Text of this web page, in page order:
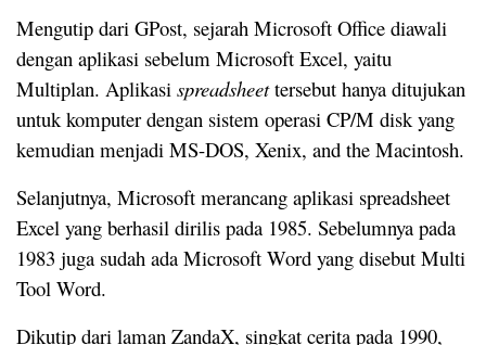
Mengutip dari GPost, sejarah Microsoft Office diawali
dengan aplikasi sebelum Microsoft Excel, yaitu
Multiplan. Aplikasi spreadsheettersebut hanya ditujukan
untuk komputer dengan sistem operasi CP/M disk yang
kemudian menjadi MS-DOS, Xenix, and the Macintosh.
Selanjutnya, Microsoft merancang aplikasi spreadsheet
Excel yang berhasil dirilis pada 1985. Sebelumnya pada
1983 juga sudah ada Microsoft Word yang disebut Multi
Tool Word.
Dikutip dari laman ZandaX, singkat cerita pada 1990,